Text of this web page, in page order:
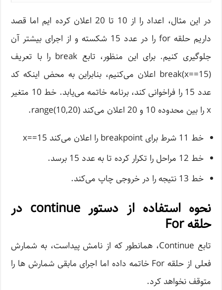
در این مثال، اعداد را از 10 تا 20 اعلان کرده ایم اما قصد
داریم حلقه for را در عدد 15 شکسته و از اجرای بیشتر آن
جلوگیری کنیم. برای این منظور، تابع break را با تعریف
(x==15)break اعلان می‌کنیم، بنابراین به محض اینکه کد
عدد 15 را فراخوانی کند، برنامه خاتمه می‌یابد. خط 10 متغیر
x را بین محدوده 10 و 20 اعلان می‌کند range(10,20).
خط 11 شرط برای breakpoint را اعلان می‌کند x==15
خط 12 مراحل را تکرار کرده تا به عدد 15 برسد.
خط 13 نتیجه را در خروجی چاپ می‌کند.
نحوه استفاده از دستور continue در
حلقه For
تابع Continue، همانطور که از نامش پیداست، به شمارش
فعلی از حلقه For خاتمه داده اما اجرای مابقی شمارش ها را
متوقف نخواهد کرد.